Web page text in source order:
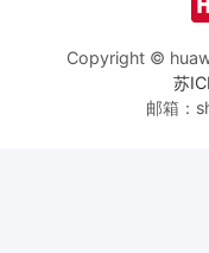
Copyright ©
苏
邮箱：